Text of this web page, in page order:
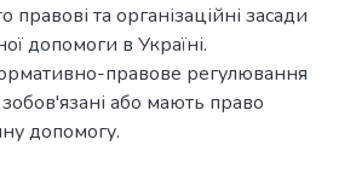
правові та організаційні засади
допомоги в Україні.
правове регулювання
зобов'язані або мають право
допомогу.